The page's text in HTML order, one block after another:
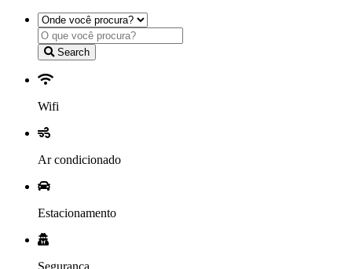
Search
Wifi
Ar condicionado
Estacionamento
Segurança